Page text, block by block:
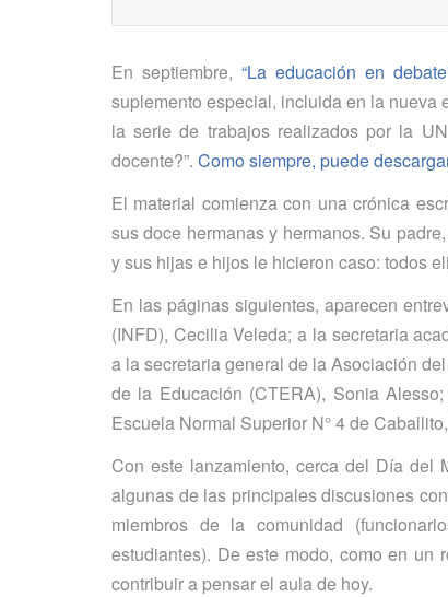
En septiembre, “La educación en
suplemento especial, incluida en la nueva
la serie de trabajos realizados por la
docente?”. Como siempre, puede
El material comienza con una crónica
sus doce hermanas y hermanos. Su
y sus hijas e hijos le hicieron caso: todos
En las páginas siguientes, aparecen
(INFD), Cecilia Veleda; a la secretaria
a la secretaria general de la Asociación
de la Educación (CTERA), Sonia
Escuela Normal Superior N° 4 de
Con este lanzamiento, cerca del Día del
algunas de las principales discusiones
miembros de la comunidad
estudiantes). De este modo, como en un
contribuir a pensar el aula de hoy.